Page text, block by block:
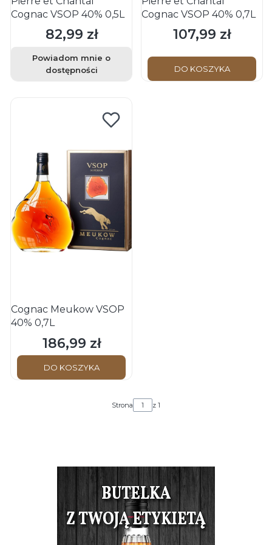
Cognac VSOP 40% 0,5L
Cena
82,99 zł
Powiadom mnie o
dostępności
Cognac VSOP 40% 0,7L
Cena
107,99 zł
DO KOSZYKA
Cognac Meukow VSOP
40% 0,7L
Cena
186,99 zł
DO KOSZYKA
Strona z 1